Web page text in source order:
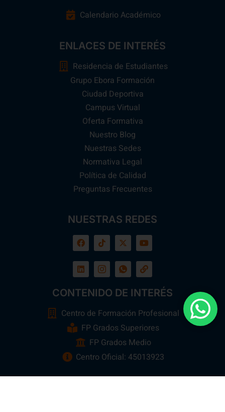
Calendario Académico
ENLACES DE INTERÉS
Residencia de Estudiantes
Grupo Ebora Formación
Ciudad Deportiva
Campus Virtual
Oferta Formativa
Nuestro Blog
Nuestras Sedes
Normativa Legal
Política de Calidad
Preguntas Frecuentes
NUESTRAS REDES
CONTENIDO DE INTERÉS
Centro de Formación Profesional
FP Grados Superiores
FP Grados Medio
Centro Oficial: 45013923